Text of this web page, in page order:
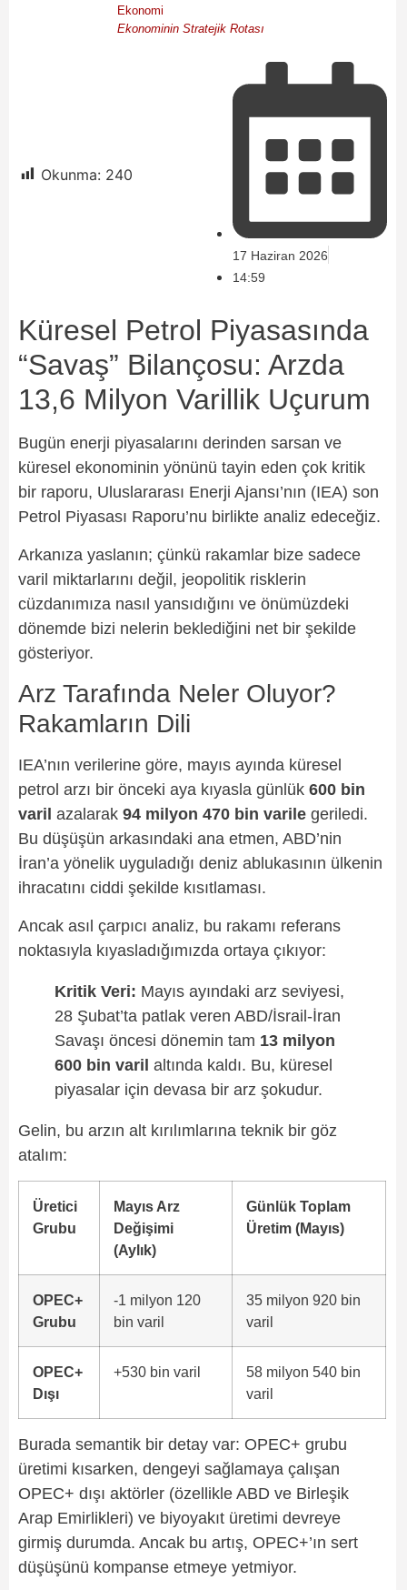
Ekonomi
Ekonominin Stratejik Rotası
Okunma: 240
17 Haziran 2026
14:59
Küresel Petrol Piyasasında
“Savaş” Bilançosu: Arzda
13,6 Milyon Varillik Uçurum
Bugün enerji piyasalarını derinden sarsan ve
küresel ekonominin yönünü tayin eden çok kritik
bir raporu, Uluslararası Enerji Ajansı’nın (IEA) son
Petrol Piyasası Raporu’nu birlikte analiz edeceğiz.
Arkanıza yaslanın; çünkü rakamlar bize sadece
varil miktarlarını değil, jeopolitik risklerin
cüzdanımıza nasıl yansıdığını ve önümüzdeki
dönemde bizi nelerin beklediğini net bir şekilde
gösteriyor.
Arz Tarafında Neler Oluyor?
Rakamların Dili
IEA’nın verilerine göre, mayıs ayında küresel
petrol arzı bir önceki aya kıyasla günlük 600 bin
varil azalarak 94 milyon 470 bin varile geriledi.
Bu düşüşün arkasındaki ana etmen, ABD’nin
İran’a yönelik uyguladığı deniz ablukasının ülkenin
ihracatını ciddi şekilde kısıtlaması.
Ancak asıl çarpıcı analiz, bu rakamı referans
noktasıyla kıyasladığımızda ortaya çıkıyor:
Kritik Veri: Mayıs ayındaki arz seviyesi,
28 Şubat’ta patlak veren ABD/İsrail-İran
Savaşı öncesi dönemin tam 13 milyon
600 bin varil altında kaldı. Bu, küresel
piyasalar için devasa bir arz şokudur.
Gelin, bu arzın alt kırılımlarına teknik bir göz
atalım:
Üretici
Grubu
Mayıs Arz
Değişimi
(Aylık)
Günlük Toplam
Üretim (Mayıs)
OPEC+
Grubu
-1 milyon 120
bin varil
35 milyon 920 bin
varil
OPEC+
Dışı
+530 bin varil
58 milyon 540 bin
varil
Burada semantik bir detay var: OPEC+ grubu
üretimi kısarken, dengeyi sağlamaya çalışan
OPEC+ dışı aktörler (özellikle ABD ve Birleşik
Arap Emirlikleri) ve biyoyakıt üretimi devreye
girmiş durumda. Ancak bu artış, OPEC+’ın sert
düşüşünü kompanse etmeye yetmiyor.